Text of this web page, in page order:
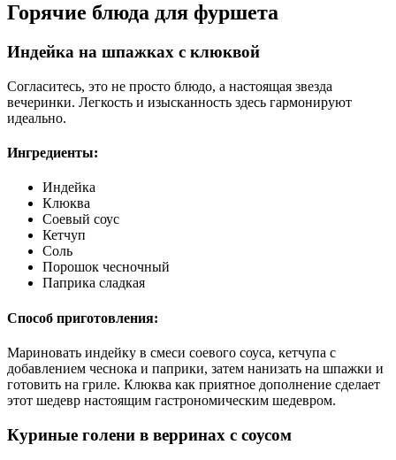
Горячие блюда для фуршета
Индейка на шпажках с клюквой
Согласитесь, это не просто блюдо, а настоящая звезда
вечеринки. Легкость и изысканность здесь гармонируют
идеально.
Ингредиенты:
Индейка
Клюква
Соевый соус
Кетчуп
Соль
Порошок чесночный
Паприка сладкая
Способ приготовления:
Мариновать индейку в смеси соевого соуса, кетчупа с
добавлением чеснока и паприки, затем нанизать на шпажки и
готовить на гриле. Клюква как приятное дополнение сделает
этот шедевр настоящим гастрономическим шедевром.
Куриные голени в верринах с соусом